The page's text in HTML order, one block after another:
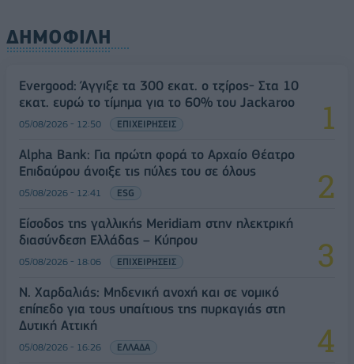
ΔΗΜΟΦΙΛΗ
Evergood: Άγγιξε τα 300 εκατ. ο τζίρος- Στα 10
εκατ. ευρώ το τίμημα για το 60% του Jackaroo
05/08/2026 - 12:50 ΕΠΙΧΕΙΡΗΣΕΙΣ
Alpha Bank: Για πρώτη φορά το Αρχαίο Θέατρο
Επιδαύρου άνοιξε τις πύλες του σε όλους
05/08/2026 - 12:41 ESG
Είσοδος της γαλλικής Meridiam στην ηλεκτρική
διασύνδεση Ελλάδας – Κύπρου
05/08/2026 - 18:06 ΕΠΙΧΕΙΡΗΣΕΙΣ
Ν. Χαρδαλιάς: Μηδενική ανοχή και σε νομικό
επίπεδο για τους υπαίτιους της πυρκαγιάς στη
Δυτική Αττική
05/08/2026 - 16:26 ΕΛΛΑΔΑ